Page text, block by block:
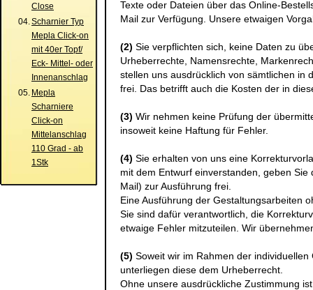
Close
04.Scharnier Typ
Mepla Click-on
mit 40er Topf/
Eck- Mittel- oder
Innenanschlag
05. Mepla
Scharniere
Click-on
Mittelanschlag
110 Grad - ab
1Stk
Texte oder Dateien über das Online-
Mail zur Verfügung. Unsere etwaigen
(2) Sie verpflichten sich, keine Daten zu
Urheberrechte, Namensrechte,
stellen uns ausdrücklich von sämtlichen in
frei. Das betrifft auch die Kosten der in
(3) Wir nehmen keine Prüfung der
insoweit keine Haftung für Fehler.
(4) Sie erhalten von uns eine
mit dem Entwurf einverstanden, geben
Mail) zur Ausführung frei.
Eine Ausführung der Gestaltungsarbeiten
Sie sind dafür verantwortlich, die
etwaige Fehler mitzuteilen. Wir
(5) Soweit wir im Rahmen der
unterliegen diese dem Urheberrecht.
Ohne unsere ausdrückliche Zustimmung